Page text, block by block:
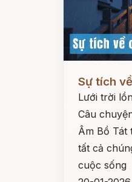
Sự tích
Lưới trời
Câu
Âm Bồ Tát
tất cả
cuộc sống